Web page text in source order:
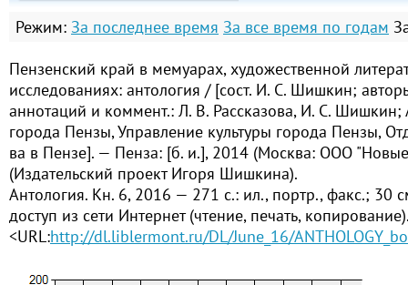
Режим: За последнее время За все время по годам
Пензенский край в мемуарах, художественной
исследованиях: антология / [сост. И. С. Шишкин;
аннотаций и коммент.: Л. В. Рассказова, И. С.
города Пензы, Управление культуры города Пензы,
ва в Пензе]. — Пенза: [б. и.], 2014 (Москва: ООО
(Издательский проект Игоря Шишкина).
Антология. Кн. 6, 2016 — 271 с.: ил., портр., факс.; 30
доступ из сети Интернет (чтение, печать,
<URL:http://dl.liblermont.ru/DL/June_16/